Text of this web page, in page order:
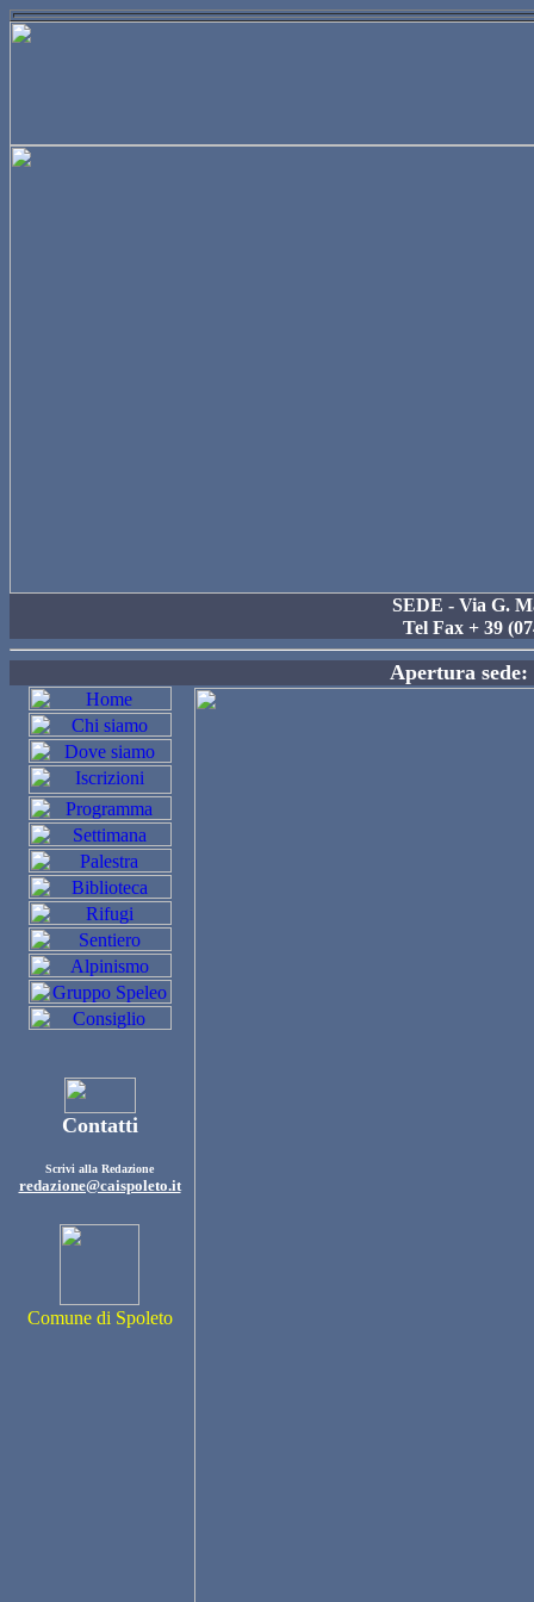
SEDE - Via G.
Tel Fax + 39
Apertura
Contatti
Scrivi alla Redazione
redazione@caispoleto.it
Comune di Spoleto